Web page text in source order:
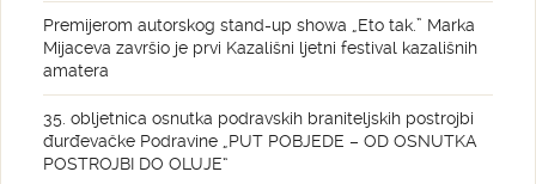
Premijerom autorskog stand-up showa „Eto tak.” Marka
Mijaceva završio je prvi Kazališni ljetni festival kazališnih
amatera
35. obljetnica osnutka podravskih braniteljskih postrojbi
đurđevačke Podravine „PUT POBJEDE – OD OSNUTKA
POSTROJBI DO OLUJE“